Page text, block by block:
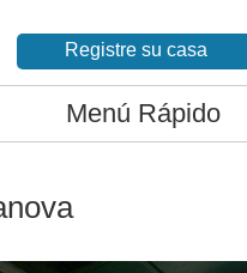
Registre su casa
Menú Rápido